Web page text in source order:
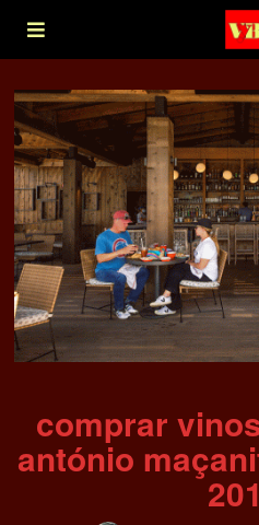
comprar
antónio